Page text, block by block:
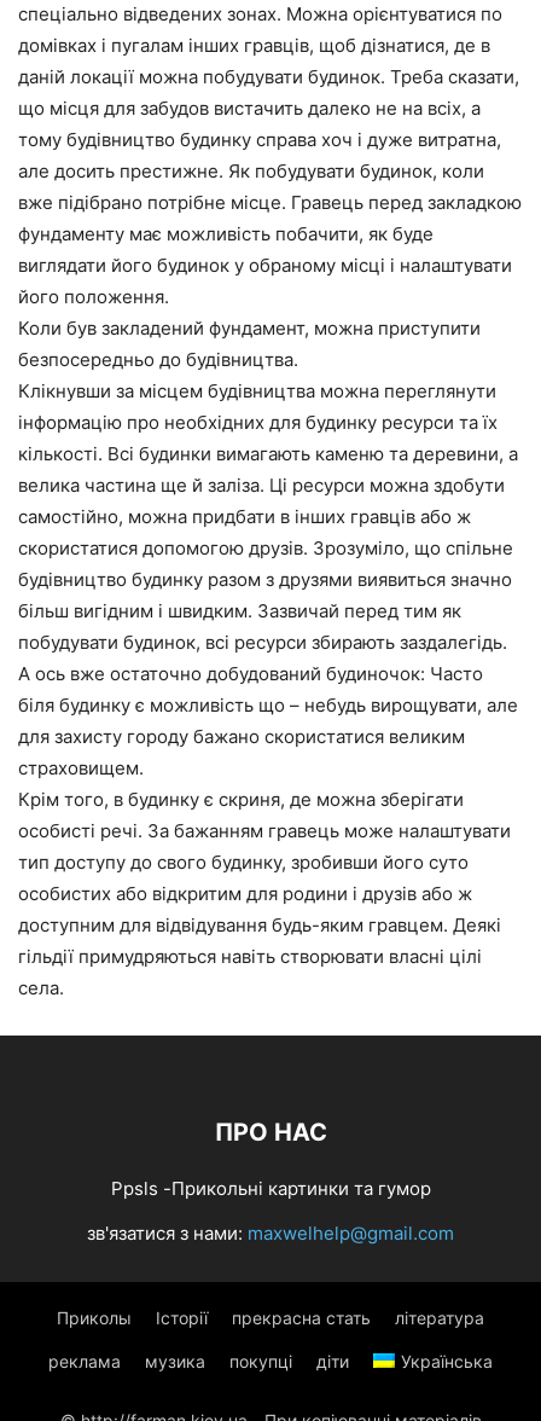
спеціально відведених зонах. Можна орієнтуватися по
домівках і пугалам інших гравців, щоб дізнатися, де в
даній локації можна побудувати будинок. Треба сказати,
що місця для забудов вистачить далеко не на всіх, а
тому будівництво будинку справа хоч і дуже витратна,
але досить престижне. Як побудувати будинок, коли
вже підібрано потрібне місце. Гравець перед закладкою
фундаменту має можливість побачити, як буде
виглядати його будинок у обраному місці і налаштувати
його положення.
Коли був закладений фундамент, можна приступити
безпосередньо до будівництва.
Клікнувши за місцем будівництва можна переглянути
інформацію про необхідних для будинку ресурси та їх
кількості. Всі будинки вимагають каменю та деревини, а
велика частина ще й заліза. Ці ресурси можна здобути
самостійно, можна придбати в інших гравців або ж
скористатися допомогою друзів. Зрозуміло, що спільне
будівництво будинку разом з друзями виявиться значно
більш вигідним і швидким. Зазвичай перед тим як
побудувати будинок, всі ресурси збирають заздалегідь.
А ось вже остаточно добудований будиночок: Часто
біля будинку є можливість що – небудь вирощувати, але
для захисту городу бажано скористатися великим
страховищем.
Крім того, в будинку є скриня, де можна зберігати
особисті речі. За бажанням гравець може налаштувати
тип доступу до свого будинку, зробивши його суто
особистих або відкритим для родини і друзів або ж
доступним для відвідування будь-яким гравцем. Деякі
гільдії примудряються навіть створювати власні цілі
села.
ПРО НАС
Ppsls -Прикольні картинки та гумор
зв'язатися з нами: maxwelhelp@gmail.com
Приколы Історії прекрасна стать література
реклама музика покупці діти Українська